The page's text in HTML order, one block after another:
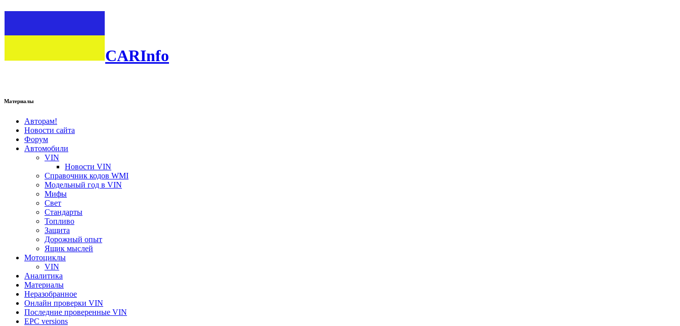
CARInfo
Материалы
Авторам!
Новости сайта
Форум
Автомобили
VIN
Новости VIN
Справочник кодов WMI
Модельный год в VIN
Мифы
Свет
Стандарты
Топливо
Защита
Дорожный опыт
Ящик мыслей
Мотоциклы
VIN
Аналитика
Материалы
Неразобранное
Онлайн проверки VIN
Последние проверенные VIN
EPC versions